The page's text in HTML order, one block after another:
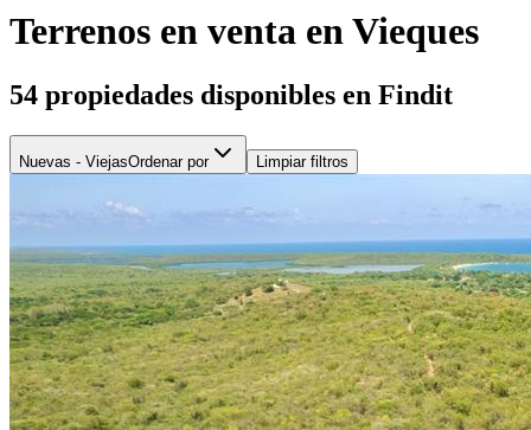
Terrenos en venta en Vieques
54 propiedades disponibles en Findit
Nuevas - ViejasOrdenar por Limpiar filtros